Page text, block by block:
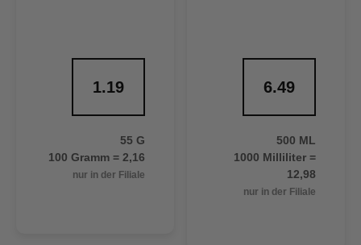
1.19
55 G
100 Gramm = 2,16
nur in der Filiale
6.49
500 ML
1000 Milliliter =
12,98
nur in der Filiale